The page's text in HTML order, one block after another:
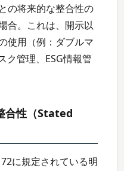
の将来的な整合性の
合。これは、開示以
使用（例：ダブルマ
ク管理、ESG情報管
合性（Stated
に規定されている明